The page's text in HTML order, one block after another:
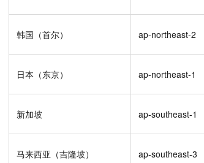
韩国（首尔） ap-northeast-2
日本（东京） ap-northeast-1
新加坡 ap-southeast-1
马来西亚（吉隆坡） ap-southeast-3
Happy 系列大模型
新一代 AI 视频生成模型，深度适配广告营销等场景
大模型服务平
人工智能平
快速部署 Dify，高效搭建 AI 应用
开发者生态解决方案
AI 开发和 AI 应用解决方案
400电话
广告营销